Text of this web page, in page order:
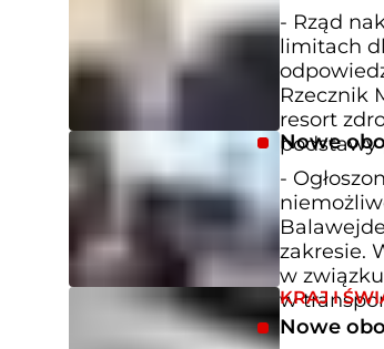
- Rząd
limitach
Rzecznik
resort
podstawy
Nowe
-
zakresie.
w
w
KRAJ I
Nowe